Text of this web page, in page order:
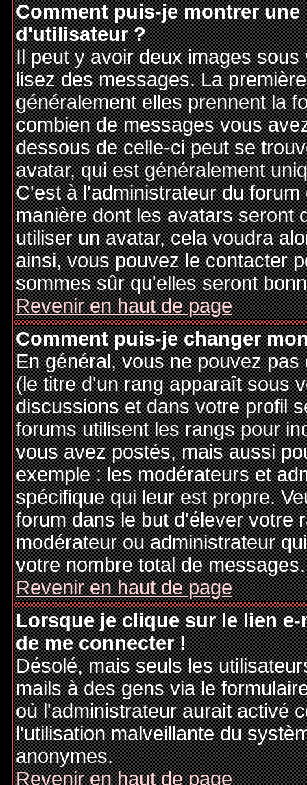
Comment puis-je montrer
d'utilisateur ?
Il peut y avoir deux images
lisez des messages. La
généralement elles prennent la
combien de messages vous
dessous de celle-ci peut se
avatar, qui est généralement
C'est à l'administrateur du
manière dont les avatars seront
utiliser un avatar, cela voudra
ainsi, vous pouvez le contacter
sommes sûr qu'elles seront
Revenir en haut de page
Comment puis-je changer
En général, vous ne pouvez
(le titre d'un rang apparaît sous
discussions et dans votre profil
forums utilisent les rangs pour
vous avez postés, mais aussi
exemple : les modérateurs et
spécifique qui leur est propre.
forum dans le but d'élever votre
modérateur ou administrateur
votre nombre total de messages.
Revenir en haut de page
Lorsque je clique sur le lien
de me connecter !
Désolé, mais seuls les
mails à des gens via le
où l'administrateur aurait activé
l'utilisation malveillante du
anonymes.
Revenir en haut de page